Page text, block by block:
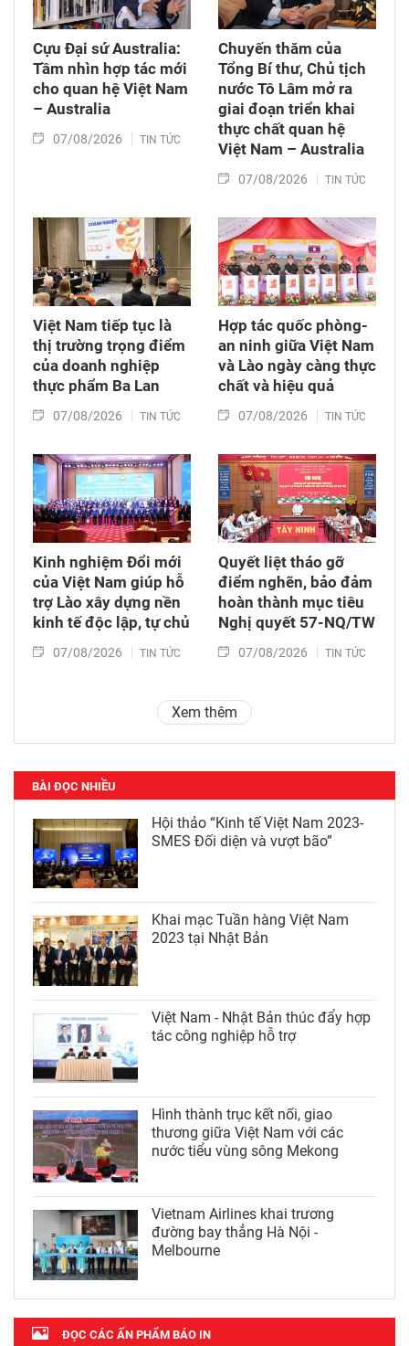
Chuyển giao công nghệ. Sau đó, Quốc hội thảo
luận ở tổ về 3 dự án Luật trên.
Cựu Đại sứ Australia:
Tầm nhìn hợp tác mới
cho quan hệ Việt Nam
– Australia
07/08/2026 TIN TỨC
Chuyến thăm của
Tổng Bí thư, Chủ tịch
nước Tô Lâm mở ra
giai đoạn triển khai
thực chất quan hệ
Việt Nam – Australia
07/08/2026 TIN TỨC
Việt Nam tiếp tục là
thị trường trọng điểm
của doanh nghiệp
thực phẩm Ba Lan
07/08/2026 TIN TỨC
Hợp tác quốc phòng-
an ninh giữa Việt Nam
và Lào ngày càng thực
chất và hiệu quả
07/08/2026 TIN TỨC
Kinh nghiệm Đổi mới
của Việt Nam giúp hỗ
trợ Lào xây dựng nền
kinh tế độc lập, tự chủ
07/08/2026 TIN TỨC
Quyết liệt tháo gỡ
điểm nghẽn, bảo đảm
hoàn thành mục tiêu
Nghị quyết 57-NQ/TW
07/08/2026 TIN TỨC
Xem thêm
BÀI ĐỌC NHIỀU
Hội thảo “Kinh tế Việt Nam 2023-
SMES Đối diện và vượt bão”
Khai mạc Tuần hàng Việt Nam
2023 tại Nhật Bản
Việt Nam - Nhật Bản thúc đẩy hợp
tác công nghiệp hỗ trợ
Hình thành trục kết nối, giao
thương giữa Việt Nam với các
nước tiểu vùng sông Mekong
Vietnam Airlines khai trương
đường bay thẳng Hà Nội -
Melbourne
ĐỌC CÁC ẤN PHẨM BÁO IN